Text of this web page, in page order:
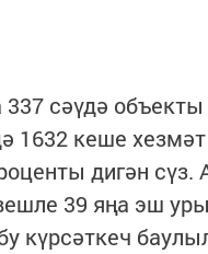
сәүдә
1632 кеше
дигән
39 яңа эш
күрсәткеч